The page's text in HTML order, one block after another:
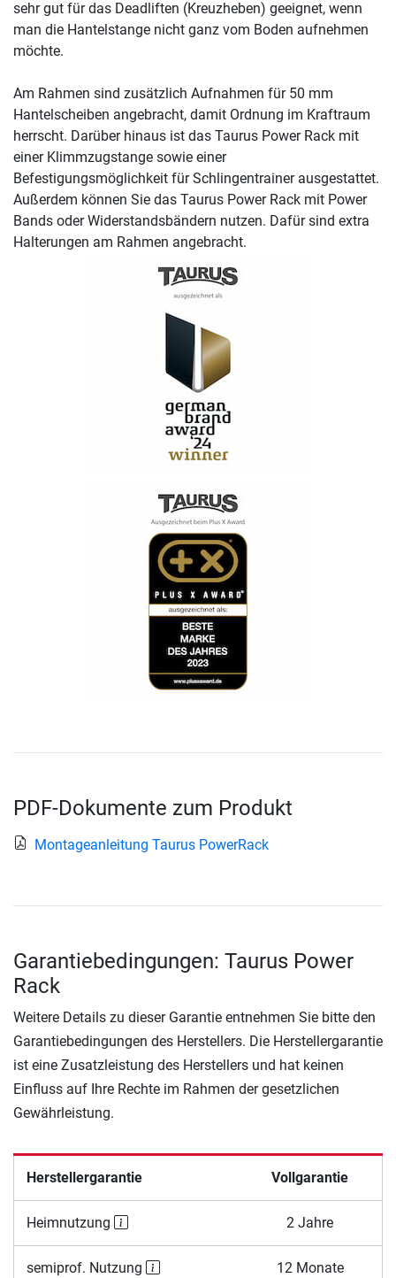
sehr gut für das Deadliften (Kreuzheben) geeignet, wenn
man die Hantelstange nicht ganz vom Boden aufnehmen
möchte.
Am Rahmen sind zusätzlich Aufnahmen für 50 mm
Hantelscheiben angebracht, damit Ordnung im Kraftraum
herrscht. Darüber hinaus ist das Taurus Power Rack mit
einer Klimmzugstange sowie einer
Befestigungsmöglichkeit für Schlingentrainer ausgestattet.
Außerdem können Sie das Taurus Power Rack mit Power
Bands oder Widerstandsbändern nutzen. Dafür sind extra
Halterungen am Rahmen angebracht.
PDF-Dokumente zum Produkt
Montageanleitung Taurus PowerRack
Garantiebedingungen: Taurus Power
Rack
Weitere Details zu dieser Garantie entnehmen Sie bitte den
Garantiebedingungen des Herstellers. Die Herstellergarantie
ist eine Zusatzleistung des Herstellers und hat keinen
Einfluss auf Ihre Rechte im Rahmen der gesetzlichen
Gewährleistung.
Herstellergarantie Vollgarantie
Heimnutzung 2 Jahre
semiprof. Nutzung 12 Monate